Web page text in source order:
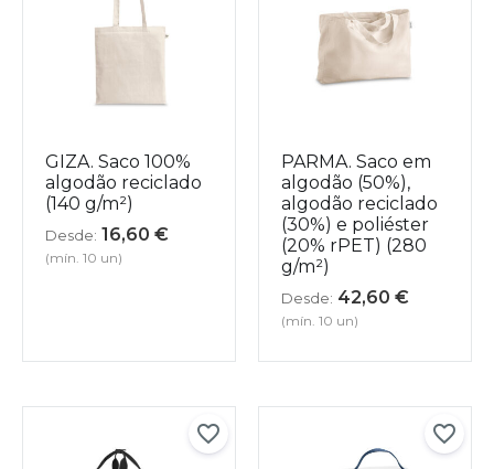
GIZA. Saco 100%
algodão reciclado
(140 g/m²)
Desde: 16,60 €
(mín. 10 un)
PARMA. Saco em
algodão (50%),
algodão reciclado
(30%) e poliéster
(20% rPET) (280
g/m²)
Desde: 42,60 €
(mín. 10 un)